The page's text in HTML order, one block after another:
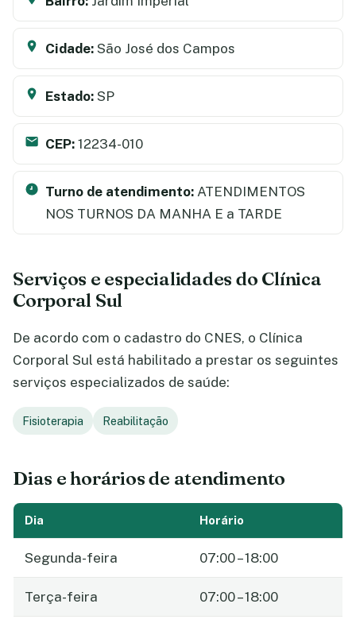
Cidade: São José dos Campos
Estado: SP
CEP: 12234-010
Turno de atendimento: ATENDIMENTOS
NOS TURNOS DA MANHA E a TARDE
Serviços e especialidades do Clínica
Corporal Sul
De acordo com o cadastro do CNES, o Clínica
Corporal Sul está habilitado a prestar os seguintes
serviços especializados de saúde:
Fisioterapia Reabilitação
Dias e horários de atendimento
Dia Horário
Segunda-feira 07:00 – 18:00
Terça-feira 07:00 – 18:00